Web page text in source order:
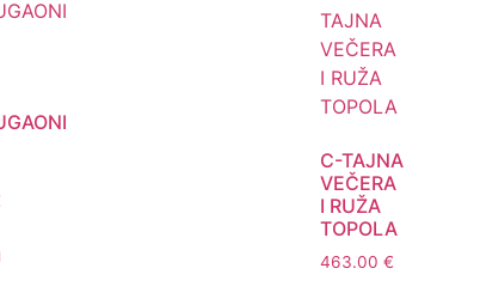
C-TAJNA
VEČERA
I RUŽA
TOPOLA
463.00 €